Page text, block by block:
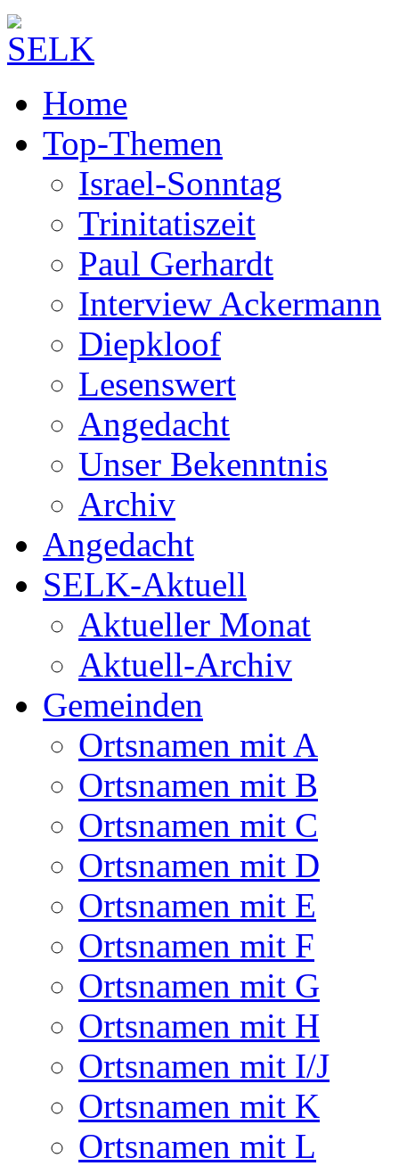
Home
Top-Themen
Israel-Sonntag
Trinitatiszeit
Paul Gerhardt
Interview Ackermann
Diepkloof
Lesenswert
Angedacht
Unser Bekenntnis
Archiv
Angedacht
SELK-Aktuell
Aktueller Monat
Aktuell-Archiv
Gemeinden
Ortsnamen mit A
Ortsnamen mit B
Ortsnamen mit C
Ortsnamen mit D
Ortsnamen mit E
Ortsnamen mit F
Ortsnamen mit G
Ortsnamen mit H
Ortsnamen mit I/J
Ortsnamen mit K
Ortsnamen mit L